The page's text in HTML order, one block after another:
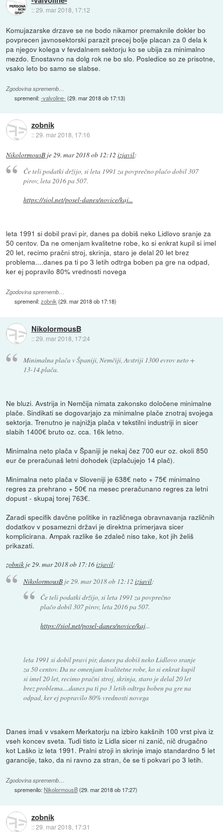
::29. mar 2018, 17:12
Komujazarske drzave se ne bodo nikamor premaknile dokler bo
povprecen javnosektorski parazit precej bolje placan za 0 dela k
pa njegov kolega v fevdalnem sektorju ko se ubija za minimalno
mezdo. Enostavno na dolg rok ne bo slo. Posledice so ze prisotne,
vsako leto bo samo se slabse.
Zgodovina sprememb…
spremenil:-valvoline- (29. mar 2018 ob 17:13)
zobnik
::29. mar 2018, 17:16
NikolormousB je29. mar 2018 ob 12:12 izjavil:
Če teli podatki držijo, si leta 1991 za povprečno plačo dobil 307
pirov, leta 2016 pa 507.
https://siol.net/posel-danes/novice/kaj...
leta 1991 si dobil pravi pir, danes pa dobiš neko Lidlovo sranje za
50 centov. Da ne omenjam kvalitetne robe, ko si enkrat kupil si imel
20 let, recimo pračni stroj, skrinja, staro je delal 20 let brez
problema....danes pa ti po 3 letih odtrga boben pa gre na odpad,
ker ej popravilo 80% vrednosti novega
Zgodovina sprememb…
spremenil:zobnik(29. mar 2018 ob 17:18)
NikolormousB
::29. mar 2018, 17:24
Minimalna plača v Španiji, Nemčiji, Avstriji 1300 evrov neto +
13-14.plača.
Ne bluzi. Avstrija in Nemčija nimata zakonsko določene minimalne
plače. Sindikati se dogovarjajo za minimalne plače znotraj svojega
sektorja. Trenutno je najnižja plača v tekstilni industriji in sicer
slabih 1400€ bruto oz. cca. 16k letno.
Minimalna neto plača v Španiji je nekaj čez 700 eur oz. okoli 850
eur če preračunaš letni dohodek (izplačujejo 14 plač).
Minimalna neto plača v Sloveniji je 638€ neto + 75€ minimalno
regres za prehrano + 50€ na mesec preračunano regres za letni
dopust - skupaj torej 763€.
Zaradi specifik davčne politike in različnega obravnavanja različnih
dodatkov v posamezni državi je direktna primerjava sicer
komplicirana. Ampak razlike še zdaleč niso take, kot jih želiš
prikazati.
zobnik je29. mar 2018 ob 17:16izjavil:
NikolormousBje 29. mar 2018 ob 12:12 izjavil:
Če teli podatki držijo, si leta 1991 za povprečno
plačo dobil 307 pirov, leta 2016 pa 507.
https://siol.net/posel-danes/novice/kaj...
leta 1991 si dobil pravi pir, danes pa dobiš neko Lidlovo sranje
za 50 centov. Da ne omenjam kvalitetne robe, ko si enkrat kupil
si imel 20 let, recimo pračni stroj, skrinja, staro je delal 20 let
brez problema....danes pa ti po 3 letih odtrga boben pa gre na
odpad, ker ej popravilo 80% vrednosti novega
Danes imaš v vsakem Merkatorju na izbiro kakšnih 100 vrst piva iz
vseh koncev sveta. Tudi tisto iz Lidla sicer ni zanič, nič drugačno
kot Laško iz leta 1991. Pralni stroji in skrinje imajo standardno 5 let
garancije, tako, da ni ravno za stran, če se ti pokvari po 3 letih.
Zgodovina sprememb…
spremenilo:NikolormousB(29. mar 2018 ob 17:27)
zobnik
::29. mar 2018, 17:31